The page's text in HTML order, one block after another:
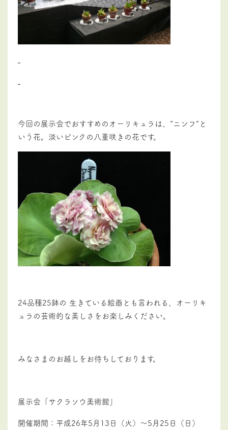
今回の展示会でおすすめのオーリキュラは、”ニンフ”と
いう花。淡いピンクの八重咲きの花です。
24品種25鉢の 生きている絵画とも言われる、オーリキ
ュラの芸術的な美しさをお楽しみください。
みなさまのお越しをお待ちしております。
展示会「サクラソウ美術館」
開催期間：平成26年5月13日（火）～5月25日（日）